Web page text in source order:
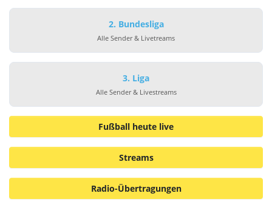
2. Bundesliga
Alle Sender & Livetreams
3. Liga
Alle Sender & Livestreams
Fußball heute live
Streams
Radio-Übertragungen